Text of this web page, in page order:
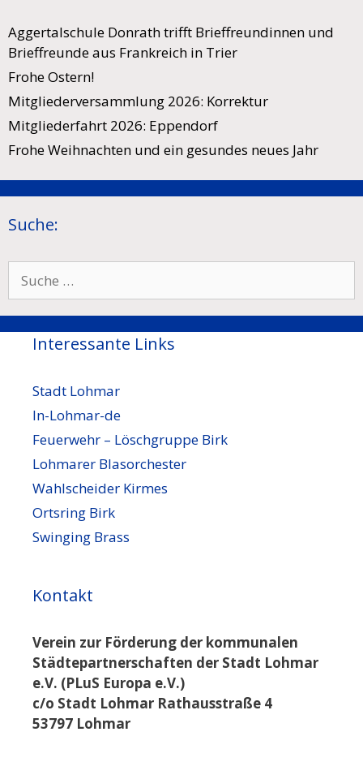
Aggertalschule Donrath trifft Brieffreundinnen und
Brieffreunde aus Frankreich in Trier
Frohe Ostern!
Mitgliederversammlung 2026: Korrektur
Mitgliederfahrt 2026: Eppendorf
Frohe Weihnachten und ein gesundes neues Jahr
Suche:
nach:
Interessante Links
Stadt Lohmar
In-Lohmar-de
Feuerwehr – Löschgruppe Birk
Lohmarer Blasorchester
Wahlscheider Kirmes
Ortsring Birk
Swinging Brass
Kontakt
Verein zur Förderung der kommunalen
Städtepartnerschaften der Stadt Lohmar
e.V. (PLuS Europa e.V.)
c/o Stadt Lohmar Rathausstraße 4
53797 Lohmar